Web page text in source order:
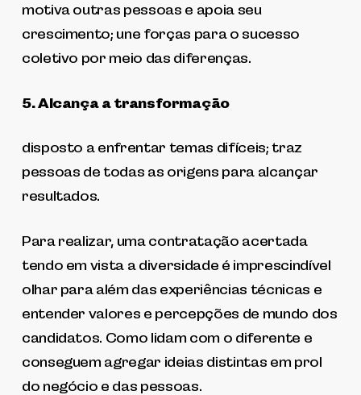
motiva outras pessoas e apoia seu
crescimento; une forças para o sucesso
coletivo por meio das diferenças.
5. Alcança a transformação
disposto a enfrentar temas difíceis; traz
pessoas de todas as origens para alcançar
resultados.
Para realizar, uma contratação acertada
tendo em vista a diversidade é imprescindível
olhar para além das experiências técnicas e
entender valores e percepções de mundo dos
candidatos. Como lidam com o diferente e
conseguem agregar ideias distintas em prol
do negócio e das pessoas.